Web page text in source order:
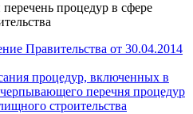
процедур в сфере
Правительства от 30.04.2014
процедур, включенных в
перечня процедур
строительства